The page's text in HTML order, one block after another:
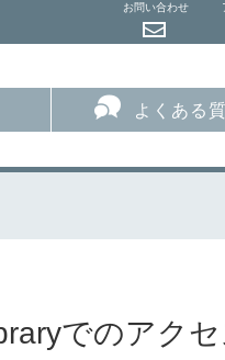
お問い合わせ
よくある
でのアク